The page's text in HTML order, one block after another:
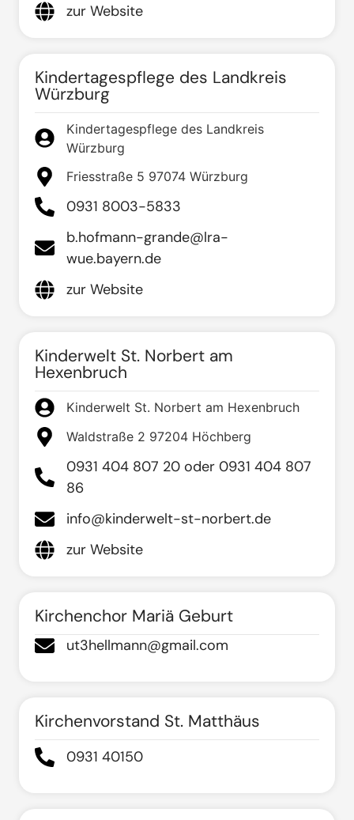
zur Website
Kindertagespflege des Landkreis
Würzburg
Kindertagespflege des Landkreis
Würzburg
Friesstraße 5 97074 Würzburg
0931 8003-5833
b.hofmann-grande@lra-
wue.bayern.de
zur Website
Kinderwelt St. Norbert am
Hexenbruch
Kinderwelt St. Norbert am Hexenbruch
Waldstraße 2 97204 Höchberg
0931 404 807 20 oder 0931 404 807
86
info@kinderwelt-st-norbert.de
zur Website
Kirchenchor Mariä Geburt
ut3hellmann@gmail.com
Kirchenvorstand St. Matthäus
0931 40150